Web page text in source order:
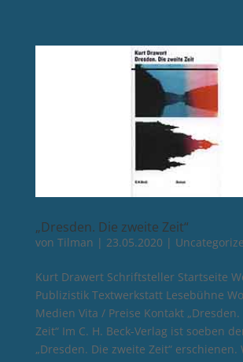
„Dresden. Die zweite Zeit“
von Tilman | 23.05.2020 |
Kurt Drawert Schriftsteller Startseite
Publizistik Textwerkstatt Lesebühne
Medien Vita / Preise Kontakt
Zeit“ Im C. H. Beck-Verlag ist soeben
„Dresden. Die zweite Zeit“ erschienen.